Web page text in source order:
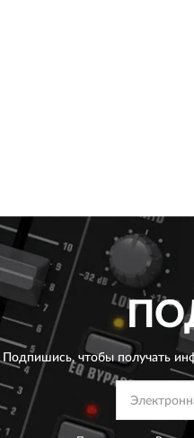
Подпишись, чтобы получать